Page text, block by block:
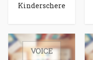
Kinderschere